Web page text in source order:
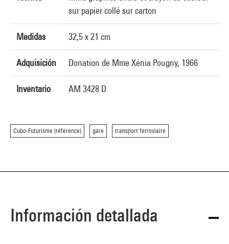
sur papier collé sur carton
Medidas 32,5 x 21 cm
Adquisición Donation de Mme Xénia Pougny, 1966
Inventario AM 3428 D
Cubo-Futurisme (référence) gare transport ferroviaire
Información detallada